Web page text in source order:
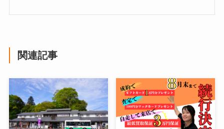
関連記事